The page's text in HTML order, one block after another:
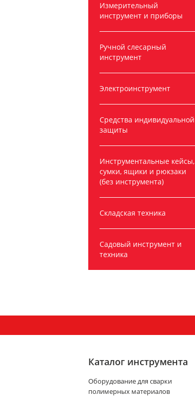
Измерительный
инструмент и приборы
Ручной слесарный
инструмент
Электроинструмент
Средства индивидуальной
защиты
Инструментальные кейсы,
сумки, ящики и рюкзаки
(без инструмента)
Складская техника
Садовый инструмент и
техника
Каталог инструмента
Оборудование для сварки
полимерных материалов